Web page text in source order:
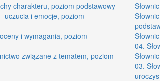
charakteru, poziom podstawowy
uczucia i emocje, poziom
i wymagania, poziom
04.
związane z tematem, poziom
03.